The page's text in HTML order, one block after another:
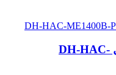
دوربین مداربسته بولت داهوا مدل DH-HAC-